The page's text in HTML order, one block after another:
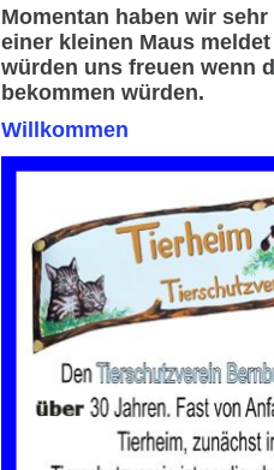
Momentan haben wir
einer kleinen Maus
würden uns freuen wenn
bekommen würden.
Willkommen